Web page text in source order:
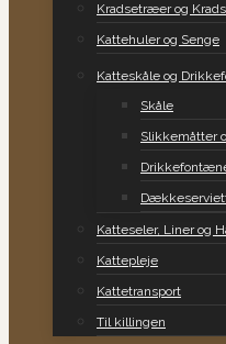
Kradsetræer og
Kattehuler og Senge
Katteskåle og
Skåle
Slikkemåtter
Katteseler, Liner og
Kattepleje
Kattetransport
Til killingen